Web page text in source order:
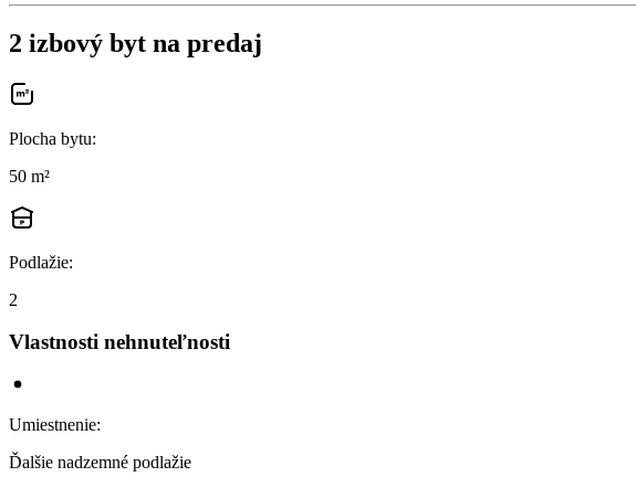
2 izbový byt na predaj
Plocha bytu:
50 m²
Podlažie:
2
Vlastnosti nehnuteľnosti
Umiestnenie:
Ďalšie nadzemné podlažie